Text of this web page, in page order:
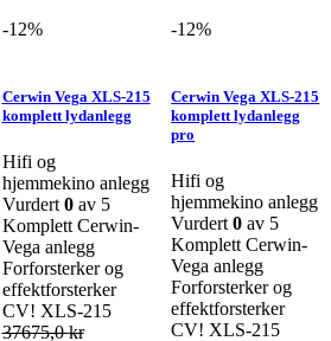
-12%
Cerwin Vega XLS-215
komplett lydanlegg
Hifi og
hjemmekino anlegg
Vurdert 0av 5
Komplett Cerwin-
Vega anlegg
Forforsterker og
effektforsterker
CV! XLS-215
37675,0kr
-12%
Cerwin Vega XLS-215
komplett lydanlegg
pro
Hifi og
hjemmekino anlegg
Vurdert0 av 5
Komplett Cerwin-
Vega anlegg
Forforsterker og
effektforsterker
CV! XLS-215